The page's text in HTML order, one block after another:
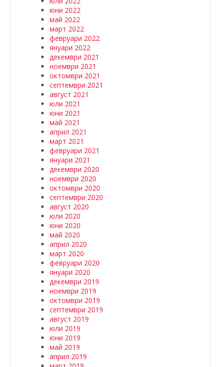
юни 2022
май 2022
март 2022
февруари 2022
януари 2022
декември 2021
ноември 2021
октомври 2021
септември 2021
август 2021
юли 2021
юни 2021
май 2021
април 2021
март 2021
февруари 2021
януари 2021
декември 2020
ноември 2020
октомври 2020
септември 2020
август 2020
юли 2020
юни 2020
май 2020
април 2020
март 2020
февруари 2020
януари 2020
декември 2019
ноември 2019
октомври 2019
септември 2019
август 2019
юли 2019
юни 2019
май 2019
април 2019